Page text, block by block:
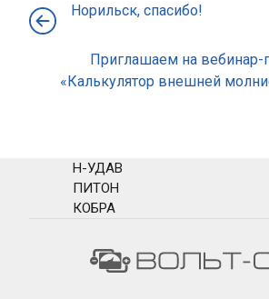
Норильск, спасибо!
Приглашаем на вебинар-
«Калькулятор внешней
Н-УДАВ
ПИТОН
КОБРА